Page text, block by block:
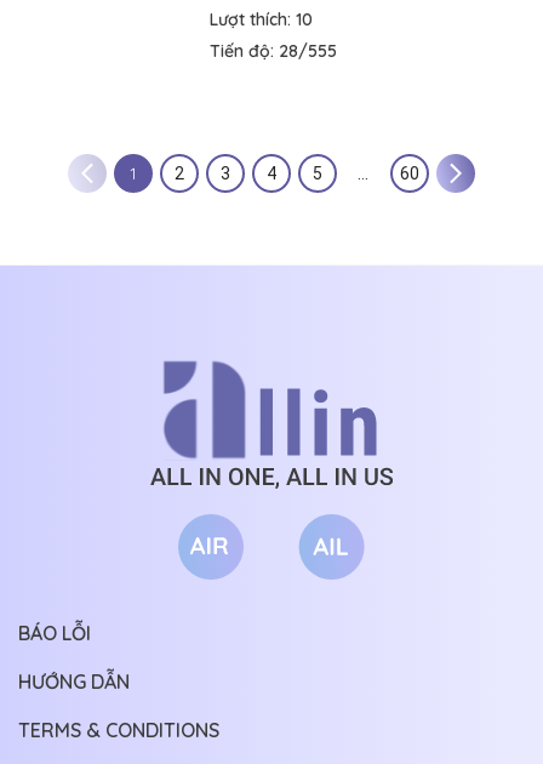
Lượt thích: 10
Tiến độ: 28/555
1 2 3 4 5 60
BÁO LỖI
HƯỚNG DẪN
TERMS & CONDITIONS